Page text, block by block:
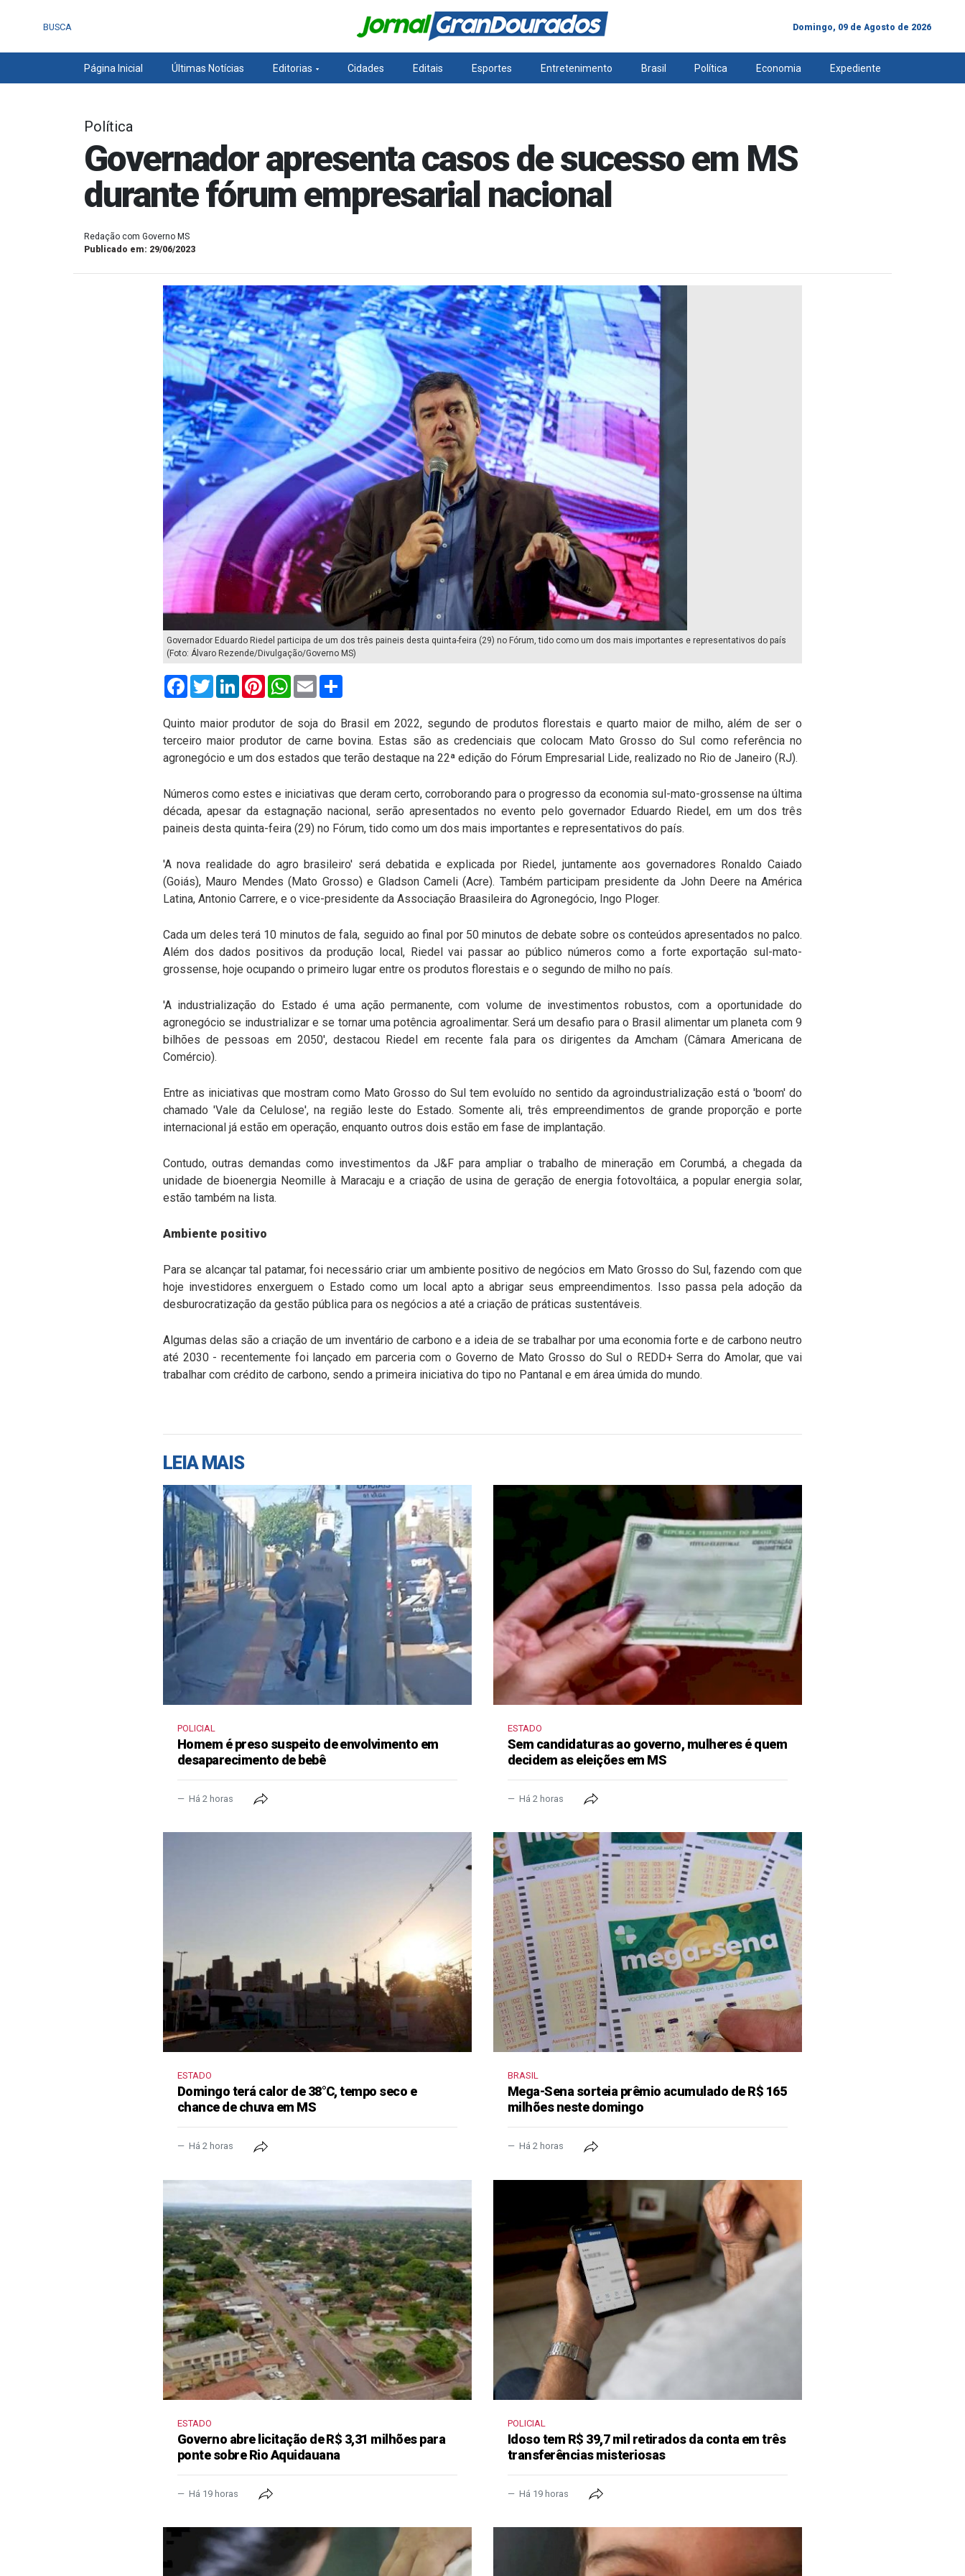
BUSCA Domingo, 09 de Agosto de 2026
Página Inicial Últimas Notícias Editorias Cidades Editais Esportes Entretenimento Brasil Política Economia Expediente
Política
Governador apresenta casos de sucesso em MS
durante fórum empresarial nacional
Redação com Governo MS
Publicado em: 29/06/2023
Governador Eduardo Riedel participa de um dos três paineis desta quinta-feira (29) no Fórum, tido como um dos mais importantes e representativos do país
(Foto: Álvaro Rezende/Divulgação/Governo MS)
FacebookTwitterLinkedInPinterestWhatsApp
Email
Quinto maior produtor de soja do Brasil em 2022, segundo de produtos florestais e quarto maior de milho, além de ser o
terceiro maior produtor de carne bovina. Estas são as credenciais que colocam Mato Grosso do Sul como referência no
agronegócio e um dos estados que terão destaque na 22ª edição do Fórum Empresarial Lide, realizado no Rio de Janeiro (RJ).
Números como estes e iniciativas que deram certo, corroborando para o progresso da economia sul-mato-grossense na última
década, apesar da estagnação nacional, serão apresentados no evento pelo governador Eduardo Riedel, em um dos três
paineis desta quinta-feira (29) no Fórum, tido como um dos mais importantes e representativos do país.
'A nova realidade do agro brasileiro' será debatida e explicada por Riedel, juntamente aos governadores Ronaldo Caiado
(Goiás), Mauro Mendes (Mato Grosso) e Gladson Cameli (Acre). Também participam presidente da John Deere na América
Latina, Antonio Carrere, e o vice-presidente da Associação Braasileira do Agronegócio, Ingo Ploger.
Cada um deles terá 10 minutos de fala, seguido ao final por 50 minutos de debate sobre os conteúdos apresentados no palco.
Além dos dados positivos da produção local, Riedel vai passar ao público números como a forte exportação sul-mato-
grossense, hoje ocupando o primeiro lugar entre os produtos florestais e o segundo de milho no país.
'A industrialização do Estado é uma ação permanente, com volume de investimentos robustos, com a oportunidade do
agronegócio se industrializar e se tornar uma potência agroalimentar. Será um desafio para o Brasil alimentar um planeta com 9
bilhões de pessoas em 2050', destacou Riedel em recente fala para os dirigentes da Amcham (Câmara Americana de
Comércio).
Entre as iniciativas que mostram como Mato Grosso do Sul tem evoluído no sentido da agroindustrialização está o 'boom' do
chamado 'Vale da Celulose', na região leste do Estado. Somente ali, três empreendimentos de grande proporção e porte
internacional já estão em operação, enquanto outros dois estão em fase de implantação.
Contudo, outras demandas como investimentos da J&F para ampliar o trabalho de mineração em Corumbá, a chegada da
unidade de bioenergia Neomille à Maracaju e a criação de usina de geração de energia fotovoltáica, a popular energia solar,
estão também na lista.
Ambiente positivo
Para se alcançar tal patamar, foi necessário criar um ambiente positivo de negócios em Mato Grosso do Sul, fazendo com que
hoje investidores enxerguem o Estado como um local apto a abrigar seus empreendimentos. Isso passa pela adoção da
desburocratização da gestão pública para os negócios a até a criação de práticas sustentáveis.
Algumas delas são a criação de um inventário de carbono e a ideia de se trabalhar por uma economia forte e de carbono neutro
até 2030 - recentemente foi lançado em parceria com o Governo de Mato Grosso do Sul o REDD+ Serra do Amolar, que vai
trabalhar com crédito de carbono, sendo a primeira iniciativa do tipo no Pantanal e em área úmida do mundo.
LEIA MAIS
POLICIAL
Homem é preso suspeito de envolvimento em
desaparecimento de bebê
Há 2 horas
ESTADO
Sem candidaturas ao governo, mulheres é quem
decidem as eleições em MS
Há 2 horas
ESTADO
Domingo terá calor de 38°C, tempo seco e
chance de chuva em MS
Há 2 horas
BRASIL
Mega-Sena sorteia prêmio acumulado de R$ 165
milhões neste domingo
Há 2 horas
ESTADO
Governo abre licitação de R$ 3,31 milhões para
ponte sobre Rio Aquidauana
Há 19 horas
POLICIAL
Idoso tem R$ 39,7 mil retirados da conta em três
transferências misteriosas
Há 19 horas